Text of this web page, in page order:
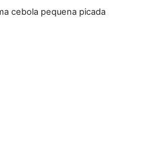
cebola pequena picada